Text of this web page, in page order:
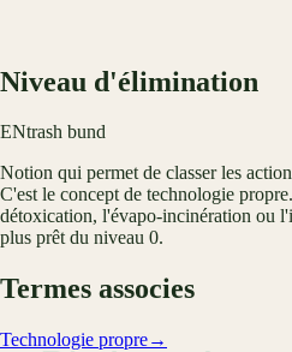
Niveau d'élimination
ENtrash bund
Notion qui permet de classer les
C'est le concept de technologie
détoxication, l'évapo-incinération ou
plus prêt du niveau 0.
Termes associes
Technologie propre→